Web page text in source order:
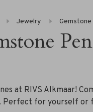
Jewelry
at RIVS Alkmaar!
Perfect for yourself or